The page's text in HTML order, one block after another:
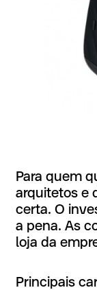
Para quem
arquitetos e
certa. O
a pena. As
loja da
Principais